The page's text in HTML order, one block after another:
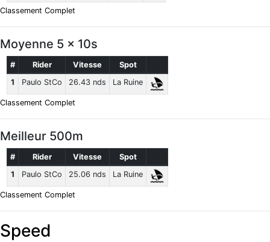
Classement Complet
Moyenne 5 x 10s
# Rider Vitesse
Spot
1
Paulo StCo 26.43 nds La Ruine
Classement Complet
Meilleur 500m
# Rider Vitesse
Spot
1
Paulo StCo 25.06 nds La Ruine
Classement Complet
Speed